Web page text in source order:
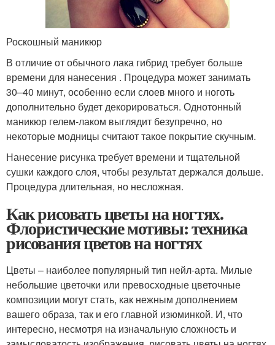
Роскошный маникюр
В отличие от обычного лака гибрид требует больше
времени для нанесения . Процедура может занимать
30–40 минут, особенно если слоев много и ноготь
дополнительно будет декорироваться. Однотонный
маникюр гелем-лаком выглядит безупречно, но
некоторые модницы считают такое покрытие скучным.
Нанесение рисунка требует времени и тщательной
сушки каждого слоя, чтобы результат держался дольше.
Процедура длительная, но несложная.
Как рисовать цветы на ногтях.
Флористические мотивы: техника
рисования цветов на ногтях
Цветы – наиболее популярный тип нейл-арта. Милые
небольшие цветочки или превосходные цветочные
композиции могут стать, как нежным дополнением
вашего образа, так и его главной изюминкой. И, что
интересно, несмотря на изначальную сложность и